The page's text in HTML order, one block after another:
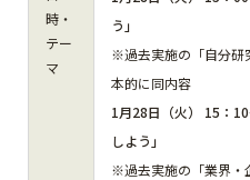
時・
テー
マ
う」
※過去実施の「自分研
本的に同内容
1月28日（火） 15：
しよう」
※過去実施の「業界・